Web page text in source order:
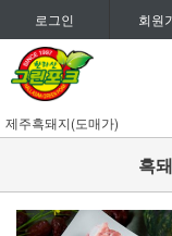
로그인 회원
제주흑돼지(도매가)
흑